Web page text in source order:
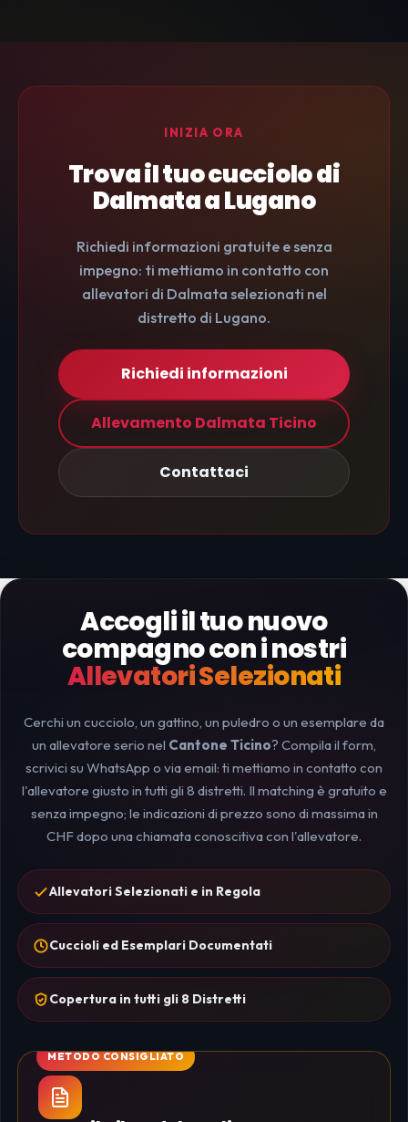
INIZIA ORA
Trova il tuo cucciolo di
Dalmata a Lugano
Richiedi informazioni gratuite e senza
impegno: ti mettiamo in contatto con
allevatori di Dalmata selezionati nel
distretto di Lugano.
Richiedi informazioni
Allevamento Dalmata Ticino
Contattaci
Accogli il tuo nuovo
compagno con i nostri
Allevatori Selezionati
Cerchi un cucciolo, un gattino, un puledro o un esemplare da
un allevatore serio nel Cantone Ticino? Compila il form,
scrivici su WhatsApp o via email: ti mettiamo in contatto con
l'allevatore giusto in tutti gli 8 distretti. Il matching è gratuito e
senza impegno; le indicazioni di prezzo sono di massima in
CHF dopo una chiamata conoscitiva con l'allevatore.
Allevatori Selezionati e in Regola
Cuccioli ed Esemplari Documentati
Copertura in tutti gli 8 Distretti